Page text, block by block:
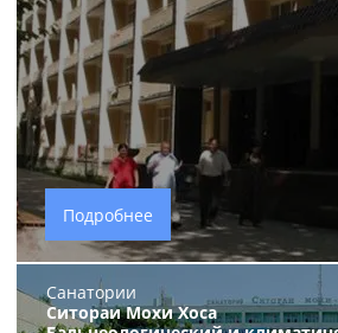
Подробнее
Санатории
Ситораи Мохи Хоса